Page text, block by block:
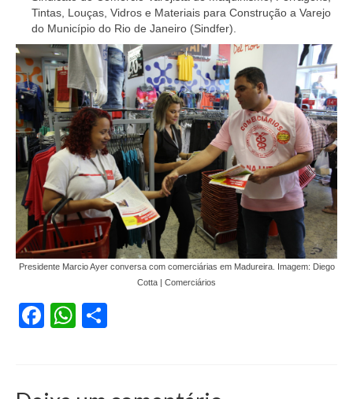
Tintas, Louças, Vidros e Materiais para Construção a Varejo
do Município do Rio de Janeiro (Sindfer).
Presidente Marcio Ayer conversa com comerciárias em Madureira. Imagem: Diego
Cotta | Comerciários
Facebook
WhatsApp